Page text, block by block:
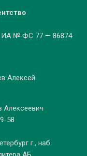
ИА № ФС 77 — 86874
Алексей
Алексеевич
58
г., наб.